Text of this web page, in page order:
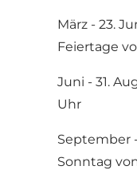
März - 23.
Feiertage
Juni - 31.
Uhr
September
Sonntag